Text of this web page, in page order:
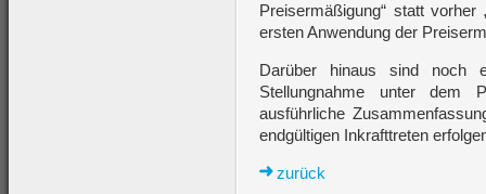
Preisermäßigung“ statt
ersten Anwendung der
Darüber hinaus sind noch
Stellungnahme unter dem
ausführliche
endgültigen Inkrafttreten
zurück